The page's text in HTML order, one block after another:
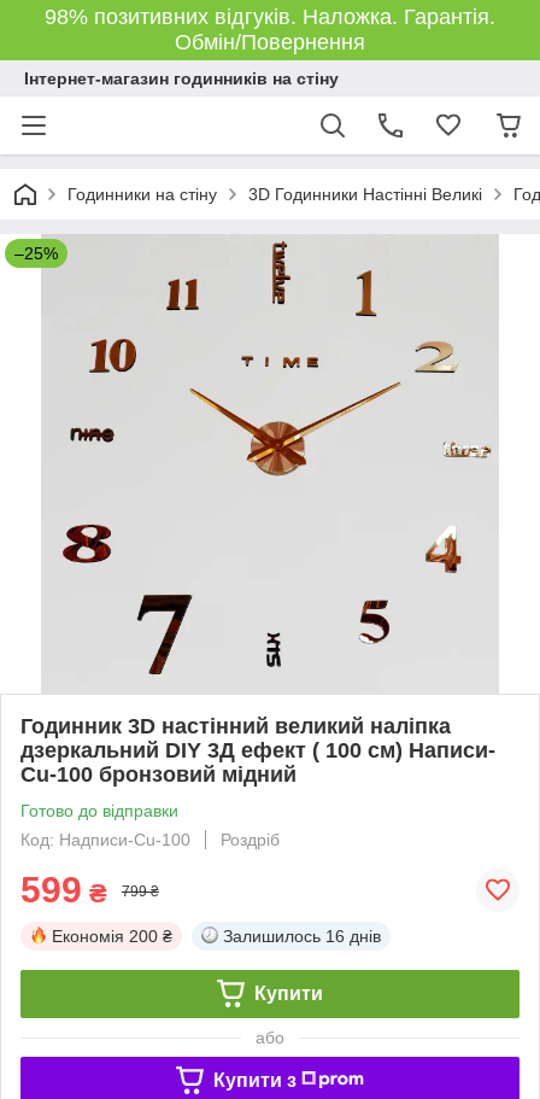
98% позитивних відгуків. Наложка. Гарантія.
Обмін/Повернення
Інтернет-магазин годинників на стіну
Годинники на стіну 3D Годинники Настінні Великі
–25%
Годинник 3D настінний великий наліпка
дзеркальний DIY 3Д ефект ( 100 см) Написи-
Cu-100 бронзовий мідний
Готово до відправки
Код: Надписи-Cu-100
Роздріб
599 ₴ 799 ₴
Економія 200 ₴ Залишилось 16 днів
Купити
або
Купити з